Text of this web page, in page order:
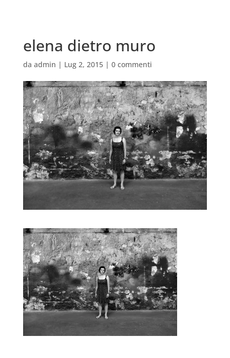
elena dietro muro
da admin | Lug 2, 2015| 0 commenti